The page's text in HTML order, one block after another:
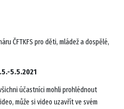
ČFTKFS pro děti, mládež a dospělé,
5.5.2021
účastníci mohli prohlédnout
může si video uzavřít ve svém